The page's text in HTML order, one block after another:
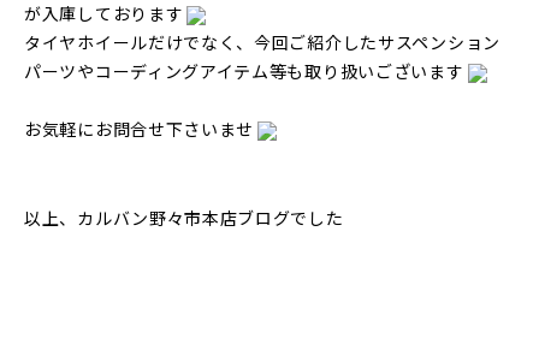
が入庫しております
タイヤホイールだけでなく、今回ご紹介したサスペンション
パーツやコーディングアイテム等も取り扱いございます
お気軽にお問合せ下さいませ
以上、カルバン野々市本店ブログでした